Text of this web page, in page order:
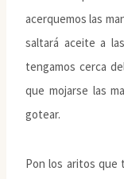
acerquemos las
saltará aceite a
tengamos cerca
que mojarse las
gotear.
Pon los aritos que